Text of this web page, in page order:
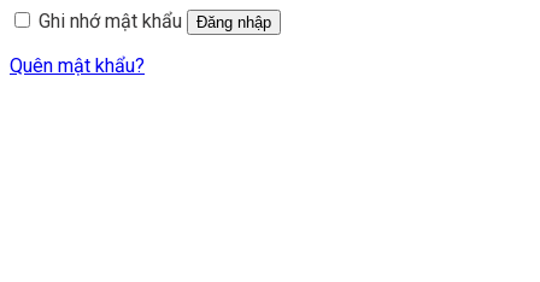
Ghi nhớ mật khẩu
Đăng nhập
Quên mật khẩu?